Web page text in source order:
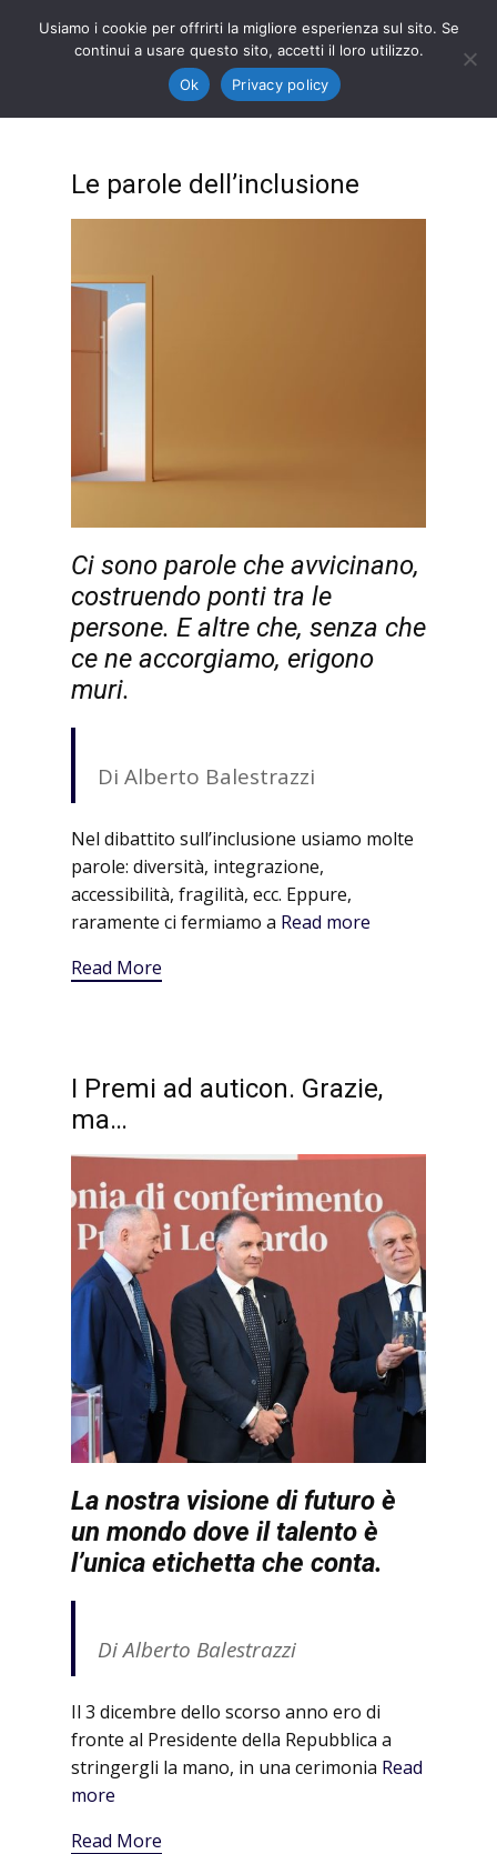
Le parole dell’inclusione
Ci sono parole che avvicinano,
costruendo ponti tra le
persone. E altre che, senza che
ce ne accorgiamo, erigono
muri.
Di Alberto Balestrazzi
Nel dibattito sull’inclusione usiamo molte
parole: diversità, integrazione,
accessibilità, fragilità, ecc. Eppure,
raramente ci fermiamo a Read more
Read More
I Premi ad auticon. Grazie,
ma…
La nostra visione di futuro è
un mondo dove il talento è
l’unica etichetta che conta.
Di Alberto Balestrazzi
Il 3 dicembre dello scorso anno ero di
fronte al Presidente della Repubblica a
stringergli la mano, in una cerimonia Read
more
Read More
Usiamo i cookie per offrirti la migliore esperienza sul sito. Se
continui a usare questo sito, accetti il loro utilizzo.
Ok
Privacy policy